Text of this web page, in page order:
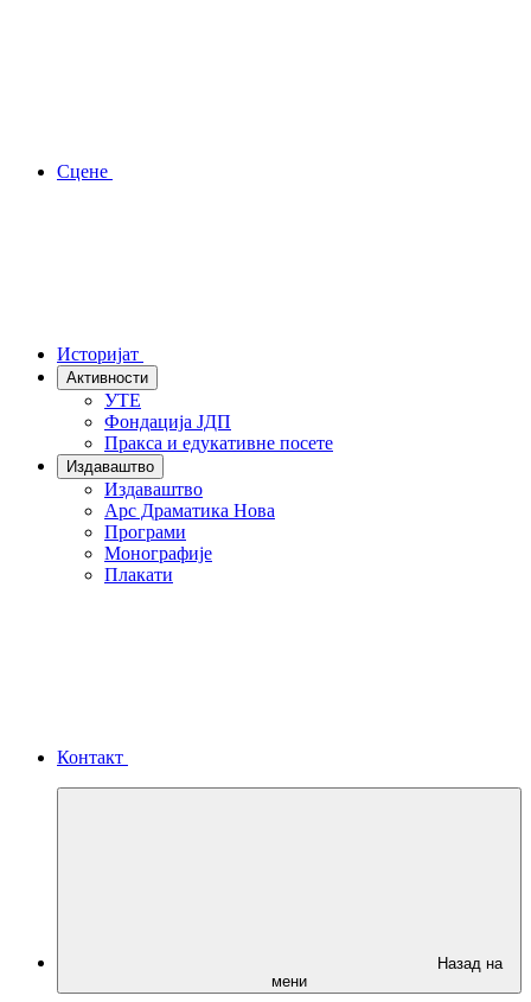
Сцене
Историјат
Активности
УТЕ
Фондација ЈДП
Пракса и едукативне посете
Издаваштво
Издаваштво
Арс Драматика Нова
Програми
Монографије
Плакати
Контакт
Назад на
мени